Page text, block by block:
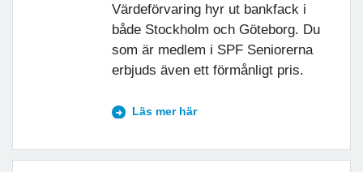
Värdeförvaring hyr ut bankfack i
både Stockholm och Göteborg. Du
som är medlem i SPF Seniorerna
erbjuds även ett förmånligt pris.
Läs mer här